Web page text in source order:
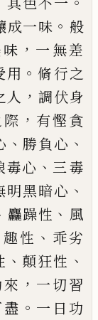
成一味 。 般
， 一無差
用 。 脩行之
人 ， 調伏身
， 有慳貪
、 勝負心 、
毒心 、 三毒
明黑暗心 、
麤躁性 、 風
趣性 、 乖劣
、 顛狂性 、
， 一切習
。 一日功